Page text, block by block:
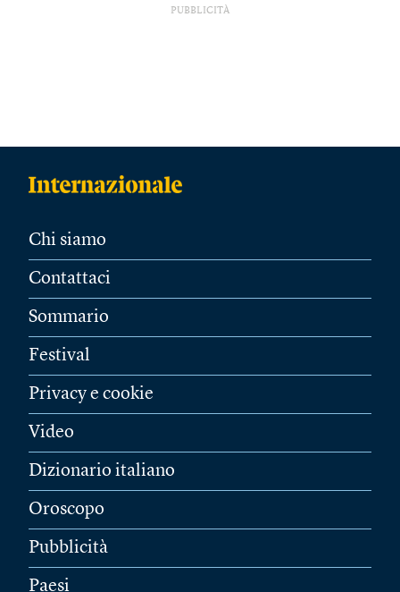
PUBBLICITÀ
Chi siamo
Contattaci
Sommario
Festival
Privacy e cookie
Video
Dizionario italiano
Oroscopo
Pubblicità
Paesi